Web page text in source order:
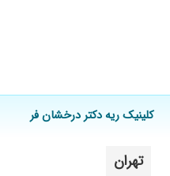
کلینیک ریه دکتر درخشان فر
تهران